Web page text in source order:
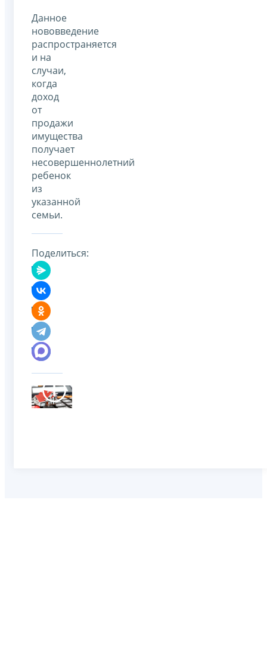
Данное
нововведение
распространяется
и на
случаи,
когда
доход
от
продажи
имущества
получает
несовершеннолетний
ребенок
из
указанной
семьи.
Поделиться: